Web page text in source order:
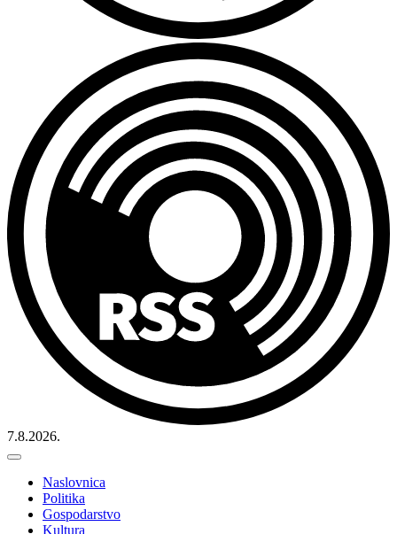
7.8.2026.
Naslovnica
Politika
Gospodarstvo
Kultura